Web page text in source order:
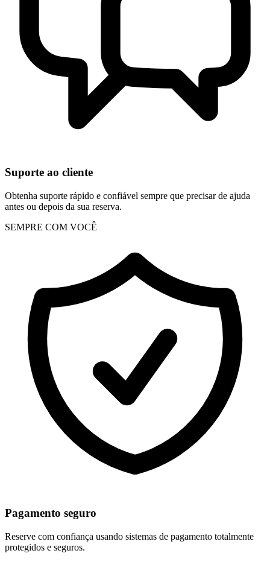
Suporte ao cliente
Obtenha suporte rápido e confiável sempre que precisar de ajuda
antes ou depois da sua reserva.
SEMPRE COM VOCÊ
Pagamento seguro
Reserve com confiança usando sistemas de pagamento totalmente
protegidos e seguros.